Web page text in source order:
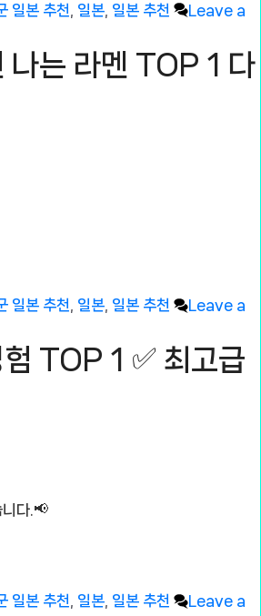
일본 추천 일본 일본 추천
Leave a
나는 라멘 TOP 1 다
일본 추천 일본 일본 추천
Leave a
TOP 1 ✅ 최고급
다.📢
일본 추천 일본 일본 추천
Leave a